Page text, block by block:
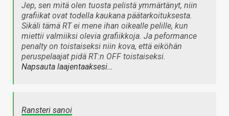
Jep, sen mitä olen tuosta pelistä ymmärtänyt, niin
grafiikat ovat todella kaukana päätarkoituksesta.
Sikäli tämä RT ei mene ihan oikealle pelille, kun
miettii valmiiksi olevia grafiikkoja. Ja peformance
penalty on toistaiseksi niin kova, että eiköhän
peruspelaajat pidä RT:n OFF toistaiseksi.
Napsauta laajentaaksesi…
Ransteri sanoi